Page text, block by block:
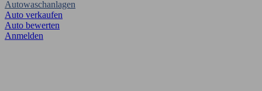
Autowaschanlagen
Auto verkaufen
Auto bewerten
Anmelden